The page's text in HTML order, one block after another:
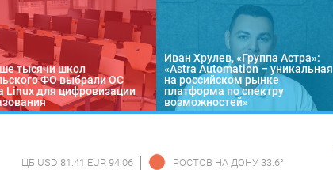
тысячи школ
ФО выбрали ОС
Linux для цифровизации
Иван Хрулев, «Группа Астра»:
«Astra Automation – уникальная
на российском рынке
платформа по спектру
возможностей»
ЦБ USD 81.41 EUR 94.06 РОСТОВ НА ДОНУ 33.6°